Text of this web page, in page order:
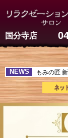
国分寺店
NEWS もみの匠